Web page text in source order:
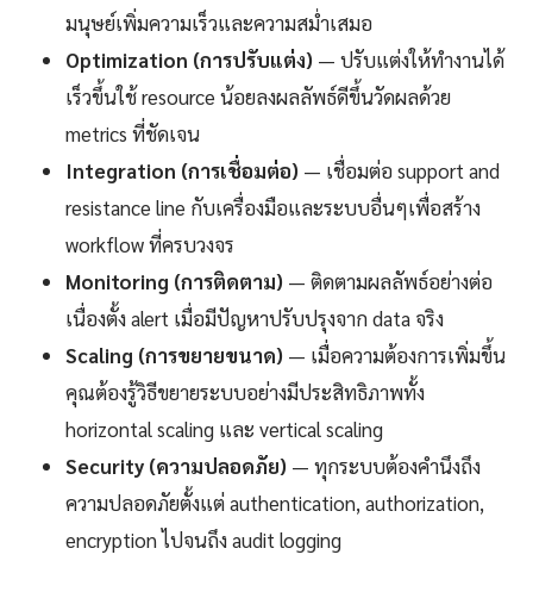
มนุษย์เพิ่มความเร็วและความสม่ำเสมอ
Optimization (การปรับแต่ง) — ปรับแต่งให้ทำงานได้
เร็วขึ้นใช้ resource น้อยลงผลลัพธ์ดีขึ้นวัดผลด้วย
metrics ที่ชัดเจน
Integration (การเชื่อมต่อ) — เชื่อมต่อ support and
resistance line กับเครื่องมือและระบบอื่นๆเพื่อสร้าง
workflow ที่ครบวงจร
Monitoring (การติดตาม) — ติดตามผลลัพธ์อย่างต่อ
เนื่องตั้ง alert เมื่อมีปัญหาปรับปรุงจาก data จริง
Scaling (การขยายขนาด) — เมื่อความต้องการเพิ่มขึ้น
คุณต้องรู้วิธีขยายระบบอย่างมีประสิทธิภาพทั้ง
horizontal scaling และ vertical scaling
Security (ความปลอดภัย) — ทุกระบบต้องคำนึงถึง
ความปลอดภัยตั้งแต่ authentication, authorization,
encryption ไปจนถึง audit logging